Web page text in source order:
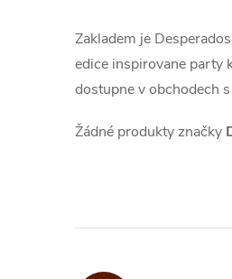
Zakladem je
edice inspirovane party
dostupne v obchodech
Žádné produkty značky